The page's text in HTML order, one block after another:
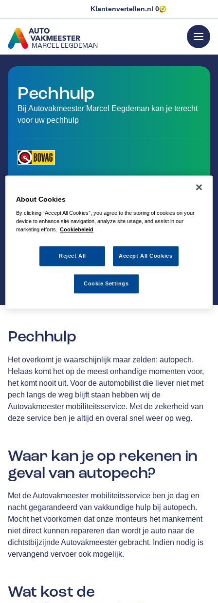
Klantenvertellen.nl 0
MARCEL EEGDEMAN
GA NAAR DE HOMEPAGINA
menu
Pechhulp
Bij Autovakmeester Marcel Eegdeman kan je terecht
voor uw pechhulp
Pechhulp
Het overkomt je waarschijnlijk maar zelden: autopech.
Helaas komt het op de meest onhandige momenten voor,
het komt nooit uit. Voor de automobilist die liever niet met
pech langs de weg blijft staan hebben wij de
Autovakmeester mobiliteitsservice. Met de zekerheid van
deze service ben je altijd en overal snel weer op weg.
Waar kan je op rekenen in
geval van autopech?
Met de Autovakmeester mobiliteitsservice ben je dag en
nacht gegarandeerd van vakkundige hulp bij autopech.
Mocht het voorkomen dat onze monteurs het mankement
niet direct kunnen repareren dan wordt je auto naar de
dichtstbijzijnde Autovakmeester gebracht. Indien nodig is
vervangend vervoer ook mogelijk.
Wat kost de
About Cookies
By clicking “Accept All Cookies”, you agree to the storing of cookies on your
device to enhance site navigation, analyze site usage, and assist in our
marketing efforts.
Cookiebeleid
Reject All Accept All Cookies
Cookie Settings